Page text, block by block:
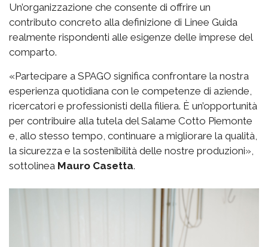
Un’organizzazione che consente di offrire un
contributo concreto alla definizione di Linee Guida
realmente rispondenti alle esigenze delle imprese del
comparto.
«Partecipare a SPAGO significa confrontare la nostra
esperienza quotidiana con le competenze di aziende,
ricercatori e professionisti della filiera. È un’opportunità
per contribuire alla tutela del Salame Cotto Piemonte
e, allo stesso tempo, continuare a migliorare la qualità,
la sicurezza e la sostenibilità delle nostre produzioni»,
sottolinea Mauro Casetta.